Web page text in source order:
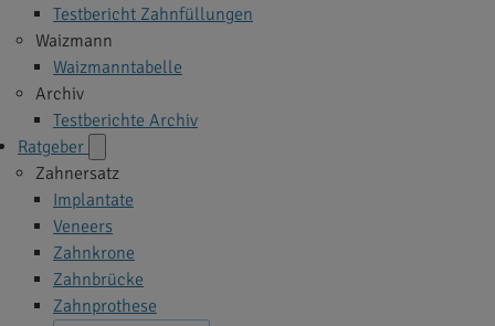
Testbericht Zahnfüllungen
Waizmann
Waizmanntabelle
Archiv
Testberichte Archiv
Ratgeber
Zahnersatz
Implantate
Veneers
Zahnkrone
Zahnbrücke
Zahnprothese